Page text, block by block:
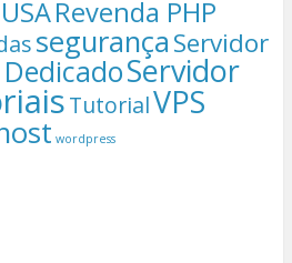
Revenda PHP
segurançaServidor
Servidor
TutorialVPS
wordpress